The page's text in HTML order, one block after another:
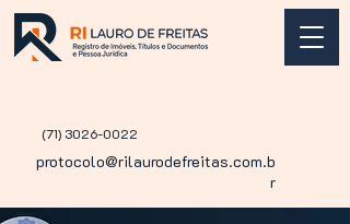
(71) 3026-0022
protocolo@rilaurodefreitas.com.b
r